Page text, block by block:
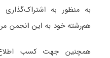
به منظور به
هم‌رشته خود به این انجمن
همچنین جهت کسب